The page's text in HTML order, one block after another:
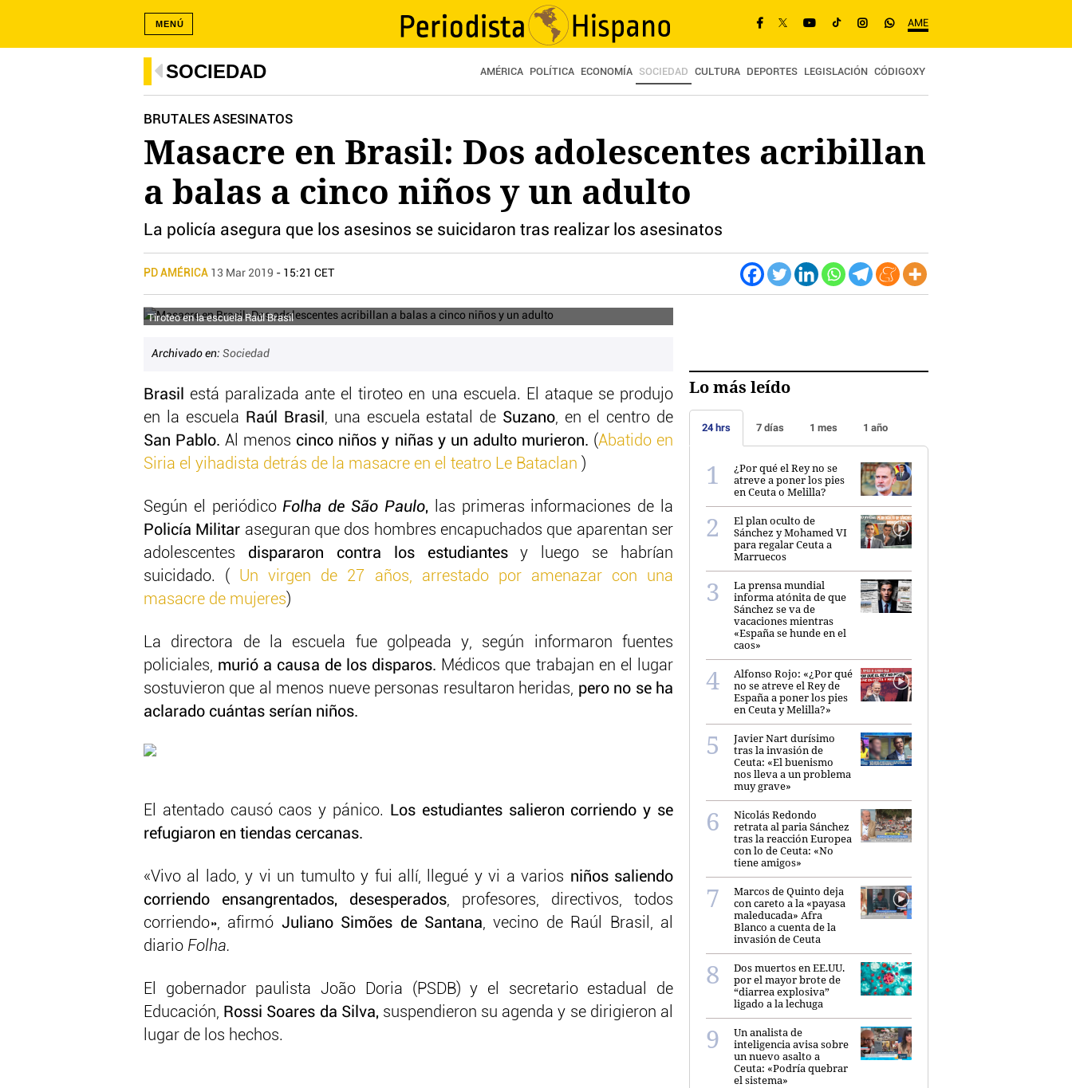
AME
MENÚ
SOCIEDAD AMÉRICA POLÍTICA ECONOMÍA SOCIEDAD CULTURA DEPORTES LEGISLACIÓN CÓDIGOXY
BRUTALES ASESINATOS
Masacre en Brasil: Dos adolescentes acribillan
a balas a cinco niños y un adulto
La policía asegura que los asesinos se suicidaron tras realizar los asesinatos
PD AMÉRICA 13 Mar 2019 - 15:21 CET
Tiroteo en la escuela Raúl Brasil
Archivado en: Sociedad
Brasil
está paralizada ante el tiroteo en una escuela. El ataque se produjo
en la escuela Raúl Brasil , una escuela estatal de Suzano, en el centro de
San Pablo.Al menos cinco niños y niñas y un adulto murieron. (Abatido en
Siria el yihadista detrás de la masacre en el teatro Le Bataclan )
Según el periódicoFolha de São Paulo,
las primeras informaciones de la
Policía Militar aseguran que dos hombres encapuchados que aparentan ser
adolescentes dispararon contra los estudiantesy luego se habrían
suicidado. ( Un virgen de 27 años, arrestado por amenazar con una
masacre de mujeres)
La directora de la escuela fue golpeada y, según informaron fuentes
policiales, murió a causa de los disparos. Médicos que trabajan en el lugar
sostuvieron que al menos nueve personas resultaron heridas, pero no se ha
aclarado cuántas serían niños.
El atentado causó caos y pánico.
Los estudiantes salieron corriendo y se
refugiaron en tiendas cercanas.
«Vivo al lado, y vi un tumulto y fui allí, llegué y vi a varios niños saliendo
corriendo ensangrentados, desesperados, profesores, directivos, todos
corriendo», afirmó Juliano Simões de Santana, vecino de Raúl Brasil, al
diario Folha.
El gobernador paulista João Doria (PSDB) y el secretario estadual de
Educación, Rossi Soares da Silva, suspendieron su agenda y se dirigieron al
lugar de los hechos.
Lo más leído
24 hrs 7 días 1 mes 1 año
¿Por qué el Rey no se
atreve a poner los pies
en Ceuta o Melilla?
El plan oculto de
Sánchez y Mohamed VI
para regalar Ceuta a
Marruecos
La prensa mundial
informa atónita de que
Sánchez se va de
vacaciones mientras
«España se hunde en el
caos»
Alfonso Rojo: «¿Por qué
no se atreve el Rey de
España a poner los pies
en Ceuta y Melilla?»
Javier Nart durísimo
tras la invasión de
Ceuta: «El buenismo
nos lleva a un problema
muy grave»
Nicolás Redondo
retrata al paria Sánchez
tras la reacción Europea
con lo de Ceuta: «No
tiene amigos»
Marcos de Quinto deja
con careto a la «payasa
maleducada» Afra
Blanco a cuenta de la
invasión de Ceuta
Dos muertos en EE.UU.
por el mayor brote de
“diarrea explosiva”
ligado a la lechuga
Un analista de
inteligencia avisa sobre
un nuevo asalto a
Ceuta: «Podría quebrar
el sistema»